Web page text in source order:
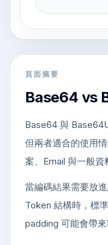
頁面摘要
Base64 vs
Base64 與
但兩者適合的使用
案、Email 與一般資
當編碼結果需要放
Token 結構時，標
padding 可能會帶來